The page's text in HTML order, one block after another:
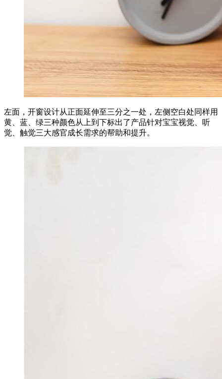
左面，开窗设计从正面延伸至三分之一处，左侧空白处同样用
黄、蓝、绿三种颜色从上到下标出了产品针对宝宝视觉、听
觉、触觉三大感官成长需求的帮助和提升。